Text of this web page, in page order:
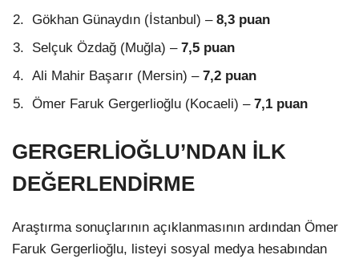
Gökhan Günaydın (İstanbul) – 8,3 puan
Selçuk Özdağ (Muğla) – 7,5 puan
Ali Mahir Başarır (Mersin) – 7,2 puan
Ömer Faruk Gergerlioğlu (Kocaeli) – 7,1 puan
GERGERLİOĞLU’NDAN İLK
DEĞERLENDİRME
Araştırma sonuçlarının açıklanmasının ardından Ömer
Faruk Gergerlioğlu, listeyi sosyal medya hesabından